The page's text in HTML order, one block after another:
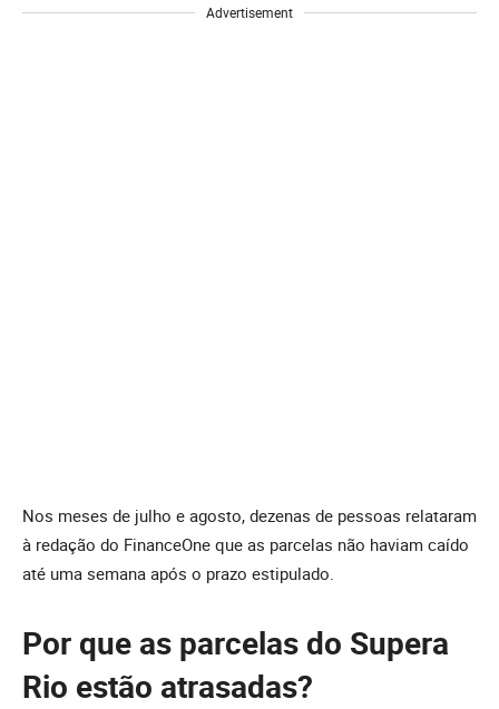
Advertisement
Nos meses de julho e agosto, dezenas de pessoas relataram
à redação do FinanceOne que as parcelas não haviam caído
até uma semana após o prazo estipulado.
Por que as parcelas do Supera
Rio estão atrasadas?